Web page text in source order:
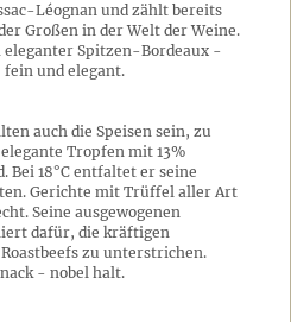
Léognan und zählt bereits
Großen in der Welt der Weine.
eleganter Spitzen-Bordeaux -
fein und elegant.
auch die Speisen sein, zu
Tropfen mit 13%
Bei 18°C entfaltet er seine
Gerichte mit Trüffel aller Art
Seine ausgewogenen
dafür, die kräftigen
zu unterstrichen.
- nobel halt.